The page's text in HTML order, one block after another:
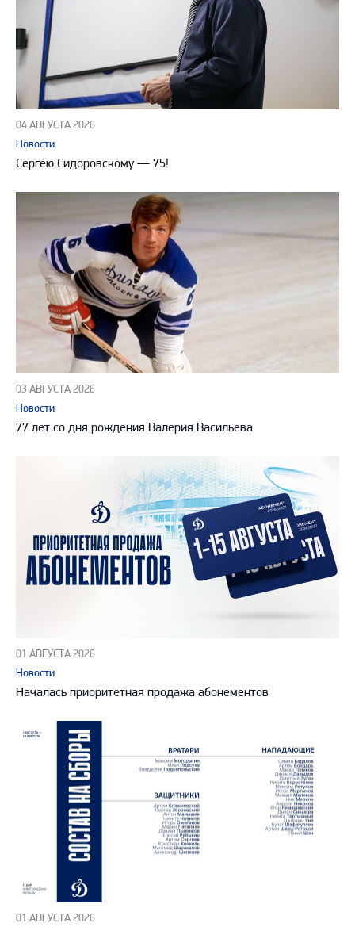
04 АВГУСТА 2026
Новости
Сергею Сидоровскому — 75!
03 АВГУСТА 2026
Новости
77 лет со дня рождения Валерия Васильева
01 АВГУСТА 2026
Новости
Началась приоритетная продажа абонементов
01 АВГУСТА 2026